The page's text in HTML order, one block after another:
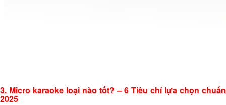
3. Micro karaoke loại nào tốt? – 6 Tiêu chí lựa chọn chuẩn
2025